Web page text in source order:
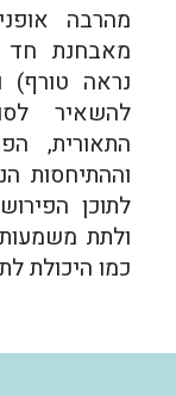
מהרבה
מאבחנת חד
נראה טורף)
להשאיר
התאורית,
וההתיחסות
לתוכן
ולתת
כמו היכולת